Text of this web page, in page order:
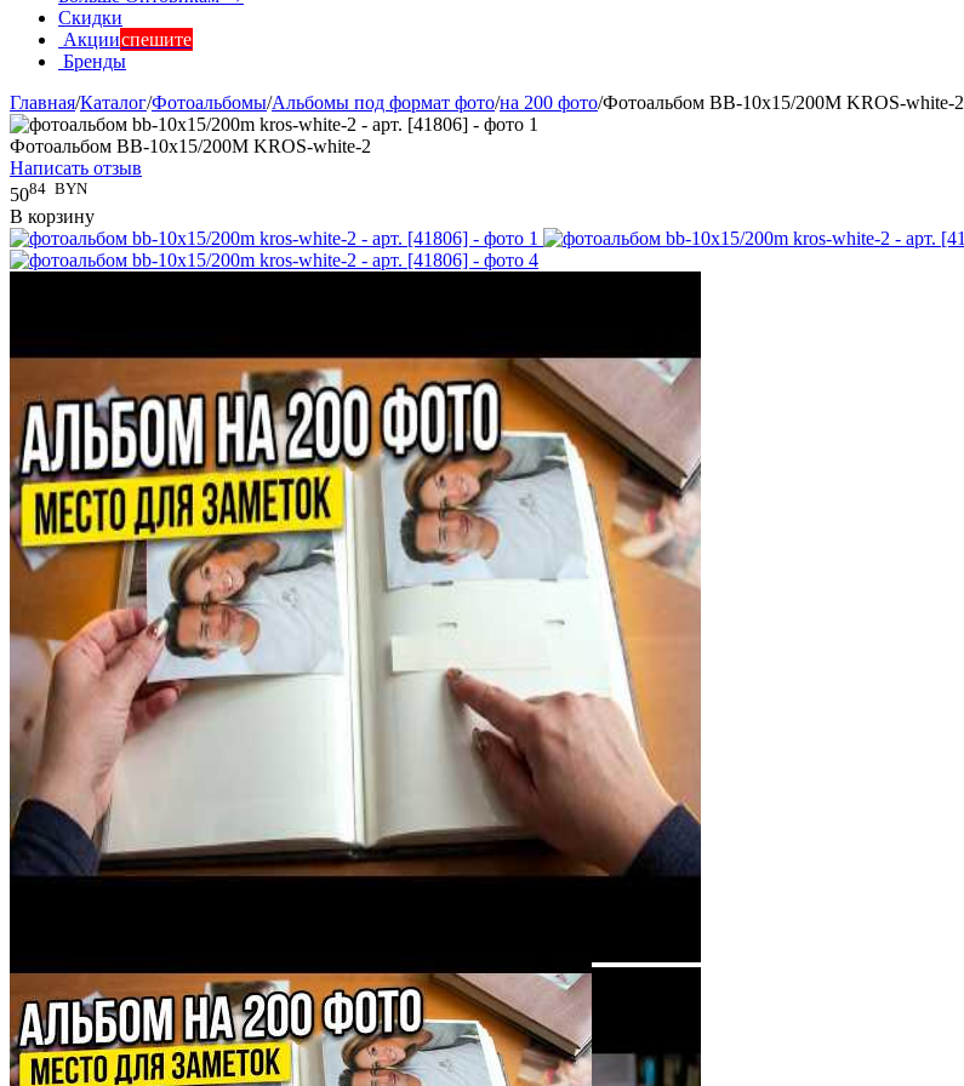
Скидки
Акцииспешите
Бренды
Главная/Каталог/Фотоальбомы/Альбомы под формат фото/на 200 фото/Фотоальбом BB-10x15/200M KROS-white-2
Фотоальбом BB-10x15/200M KROS-white-2
Написать отзыв
5084 BYN
В корзину